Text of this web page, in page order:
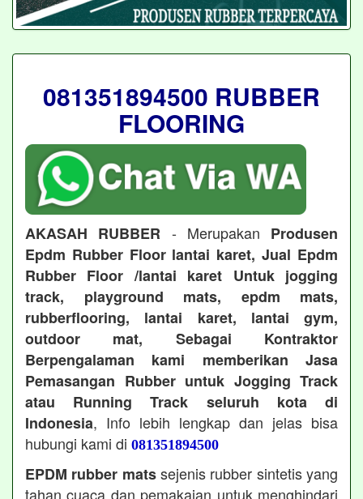
081351894500 RUBBER
FLOORING
AKASAH RUBBER - Merupakan Produsen
Epdm Rubber Floor lantai karet, Jual Epdm
Rubber Floor /lantai karet Untuk jogging
track, playground mats, epdm mats,
rubberflooring, lantai karet, lantai gym,
outdoor mat, Sebagai Kontraktor
Berpengalaman kami memberikan Jasa
Pemasangan Rubber untuk Jogging Track
atau Running Track seluruh kota di
Indonesia, Info lebih lengkap dan jelas bisa
hubungi kami di 081351894500
EPDM rubber matssejenis rubber sintetis yang
tahan cuaca dan pemakaian untuk menghindari